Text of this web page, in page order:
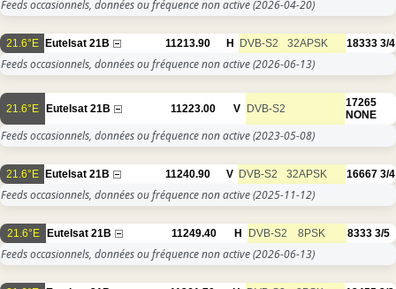
Feeds occasionnels, données ou fréquence non active(2026-04-20)
21.6°E Eutelsat 21B 11213.90 H DVB-S2 32APSK 18333 3/4
Feeds occasionnels, données ou fréquence non active(2026-06-13)
21.6°E Eutelsat 21B 11223.00 V DVB-S2
17265
NONE
Feeds occasionnels, données ou fréquence non active(2023-05-08)
21.6°E Eutelsat 21B 11240.90 V DVB-S2 32APSK 16667 3/4
Feeds occasionnels, données ou fréquence non active(2025-11-12)
21.6°E Eutelsat 21B 11249.40 H DVB-S2 8PSK 8333 3/5
Feeds occasionnels, données ou fréquence non active(2026-06-13)